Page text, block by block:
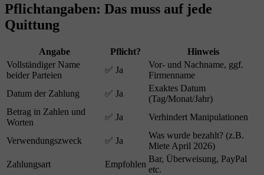
Pflichtangaben: Das muss auf jede
Quittung
Angabe Pflicht?
Hinweis
Vollständiger Name
beider Parteien
✅ Ja
Vor- und Nachname, ggf.
Firmenname
Datum der Zahlung
✅ Ja
Exaktes Datum
(Tag/Monat/Jahr)
Betrag in Zahlen und
Worten
✅ Ja Verhindert Manipulationen
Verwendungszweck ✅ Ja
Was wurde bezahlt? (z.B.
Miete April 2026)
Zahlungsart
Empfohlen
Bar, Überweisung, PayPal
etc.